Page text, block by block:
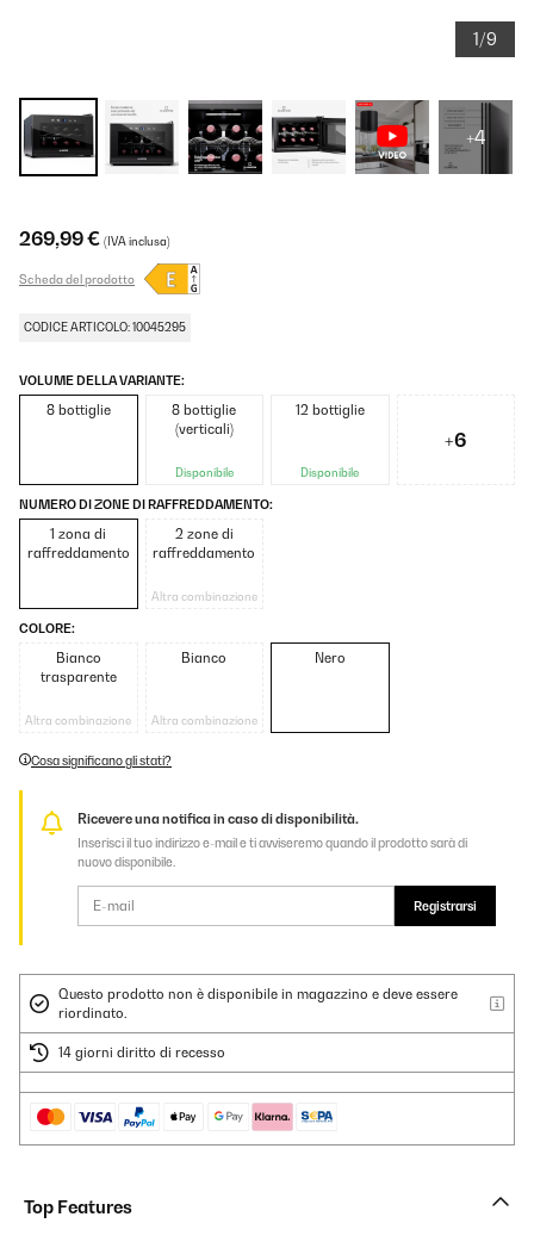
1/9
+4
269,99 € (IVA inclusa)
Scheda del prodotto
CODICE ARTICOLO: 10045295
VOLUME DELLA VARIANTE:
8 bottiglie
8 bottiglie
(verticali)
Disponibile
12 bottiglie
Disponibile
+6
NUMERO DI ZONE DI RAFFREDDAMENTO:
1 zona di
raffreddamento
2 zone di
raffreddamento
Altra combinazione
COLORE:
Bianco
trasparente
Altra combinazione
Bianco
Altra combinazione
Nero
Cosa significano gli stati?
Ricevere una notifica in caso di disponibilità.
Inserisci il tuo indirizzo e-mail e ti avviseremo quando il prodotto sarà di
nuovo disponibile.
Registrarsi
Questo prodotto non è disponibile in magazzino e deve essere
riordinato.
14 giorni diritto di recesso
Top Features